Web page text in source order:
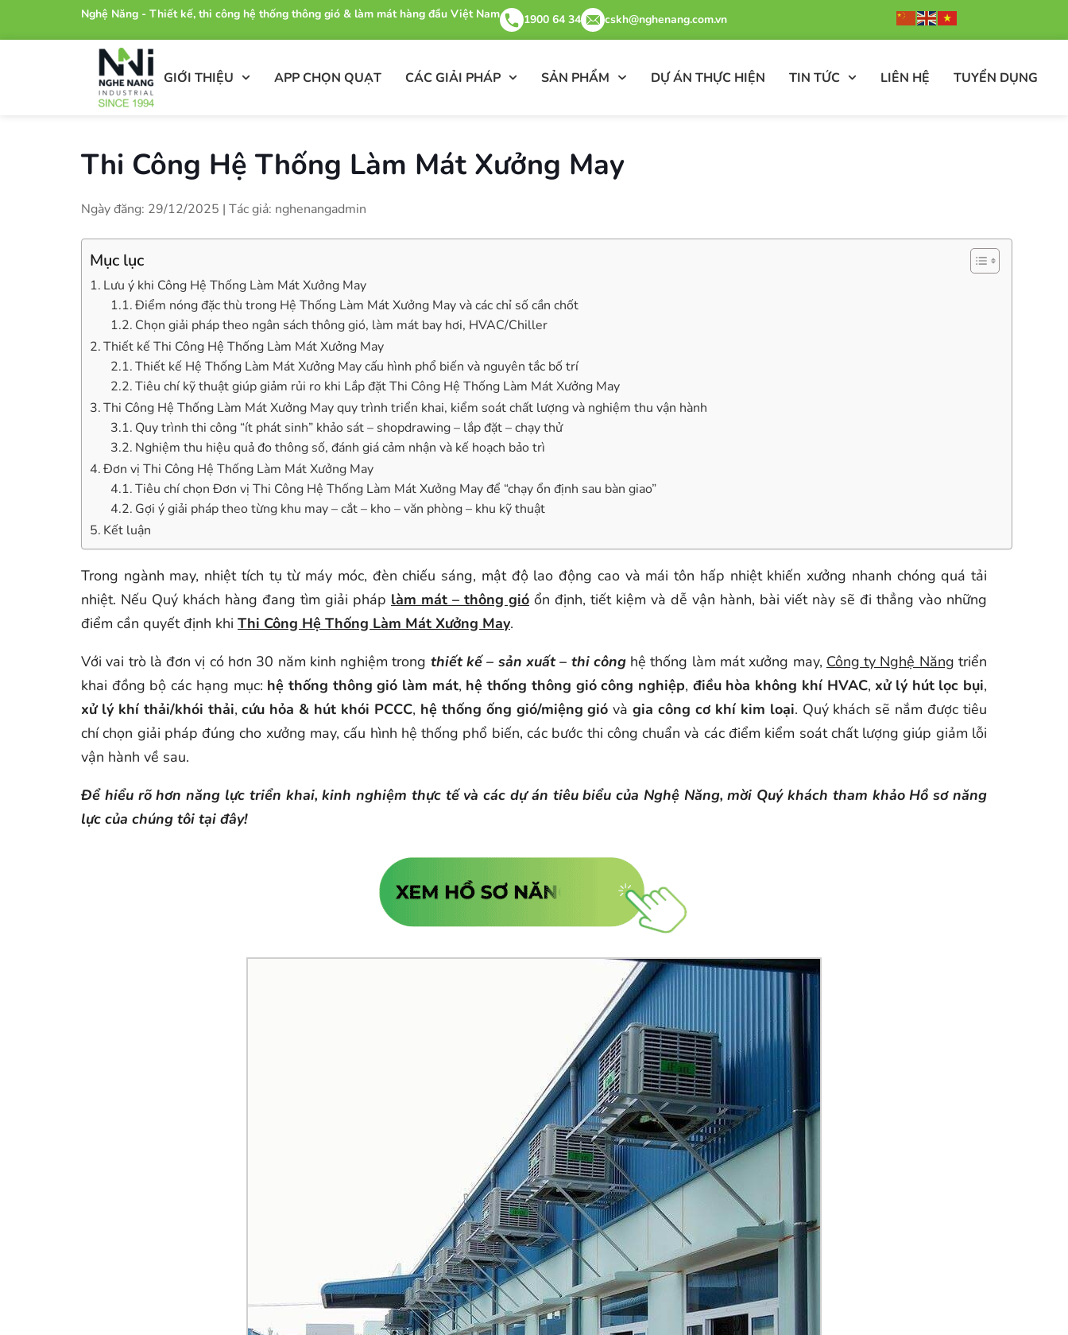
Nghệ Năng - Thiết kế, thi công hệ thống thông gió & làm mát hàng đầu Việt Nam 1900 64 34 cskh@nghenang.com.vn
GIỚI THIỆU APP CHỌN QUẠT CÁC GIẢI PHÁP SẢN PHẨM DỰ ÁN THỰC HIỆN TIN TỨC LIÊN HỆ TUYỂN DỤNG
Thi Công Hệ Thống Làm Mát Xưởng May
Ngày đăng: 29/12/2025 | Tác giả: nghenangadmin
Mục lục
Lưu ý khi Công Hệ Thống Làm Mát Xưởng May
Điểm nóng đặc thù trong Hệ Thống Làm Mát Xưởng May và các chỉ số cần chốt
Chọn giải pháp theo ngân sách thông gió, làm mát bay hơi, HVAC/Chiller
Thiết kế Thi Công Hệ Thống Làm Mát Xưởng May
Thiết kế Hệ Thống Làm Mát Xưởng May cấu hình phổ biến và nguyên tắc bố trí
Tiêu chí kỹ thuật giúp giảm rủi ro khi Lắp đặt Thi Công Hệ Thống Làm Mát Xưởng May
Thi Công Hệ Thống Làm Mát Xưởng May quy trình triển khai, kiểm soát chất lượng và nghiệm thu vận hành
Quy trình thi công “ít phát sinh” khảo sát – shopdrawing – lắp đặt – chạy thử
Nghiệm thu hiệu quả đo thông số, đánh giá cảm nhận và kế hoạch bảo trì
Đơn vị Thi Công Hệ Thống Làm Mát Xưởng May
Tiêu chí chọn Đơn vị Thi Công Hệ Thống Làm Mát Xưởng May để “chạy ổn định sau bàn giao”
Gợi ý giải pháp theo từng khu may – cắt – kho – văn phòng – khu kỹ thuật
Kết luận
Trong ngành may, nhiệt tích tụ từ máy móc, đèn chiếu sáng, mật độ lao động cao và mái tôn hấp nhiệt khiến xưởng nhanh chóng quá tải
nhiệt. Nếu Quý khách hàng đang tìm giải pháp làm mát – thông gió ổn định, tiết kiệm và dễ vận hành, bài viết này sẽ đi thẳng vào những
điểm cần quyết định khi Thi Công Hệ Thống Làm Mát Xưởng May.
Với vai trò là đơn vị có hơn 30 năm kinh nghiệm trong thiết kế – sản xuất – thi cônghệ thống làm mát xưởng may, Công ty Nghệ Năng triển
khai đồng bộ các hạng mục: hệ thống thông gió làm mát, hệ thống thông gió công nghiệp, điều hòa không khí HVAC, xử lý hút lọc bụi,
xử lý khí thải/khói thải,cứu hỏa & hút khói PCCC, hệ thống ống gió/miệng gió vàgia công cơ khí kim loại. Quý khách sẽ nắm được tiêu
chí chọn giải pháp đúng cho xưởng may, cấu hình hệ thống phổ biến, các bước thi công chuẩn và các điểm kiểm soát chất lượng giúp giảm lỗi
vận hành về sau.
Để hiểu rõ hơn năng lực triển khai, kinh nghiệm thực tế và các dự án tiêu biểu của Nghệ Năng, mời Quý khách tham khảo Hồ sơ năng
lực của chúng tôi tại đây!